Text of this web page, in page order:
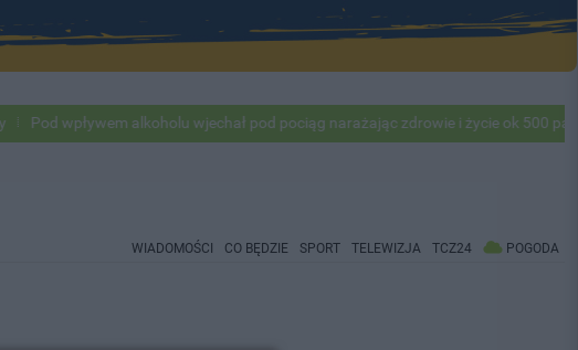
Pod wpływem alkoholu wjechał pod pociąg narażając zdrowie i życie ok 500
WIADOMOŚCI CO BĘDZIE SPORT TELEWIZJA TCZ24 POGODA